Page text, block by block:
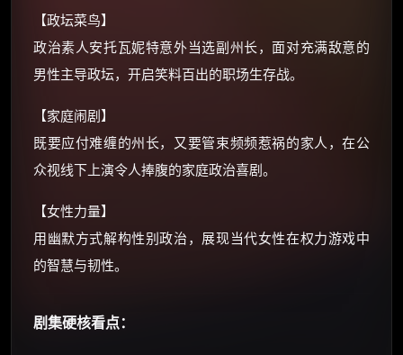
【政坛菜鸟】
政治素人安托瓦妮特意外当选副州长，面对充满敌意的
男性主导政坛，开启笑料百出的职场生存战。
【家庭闹剧】
既要应付难缠的州长，又要管束频频惹祸的家人，在公
众视线下上演令人捧腹的家庭政治喜剧。
【女性力量】
用幽默方式解构性别政治，展现当代女性在权力游戏中
的智慧与韧性。
剧集硬核看点：